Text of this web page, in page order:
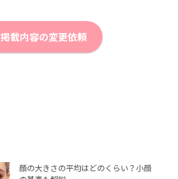
掲載内容の変更依頼
顔の大きさの平均はどのくらい？小顔